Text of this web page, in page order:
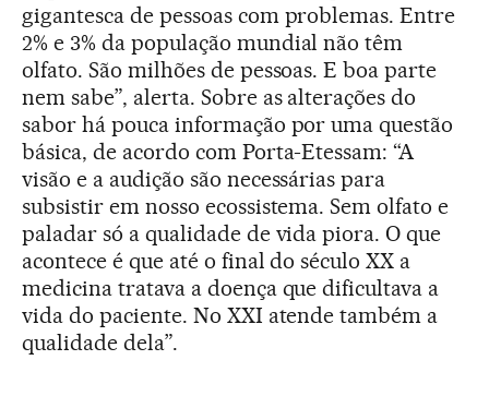
gigantesca de pessoas com problemas. Entre
2% e 3% da população mundial não têm
olfato. São milhões de pessoas. E boa parte
nem sabe”, alerta. Sobre as alterações do
sabor há pouca informação por uma questão
básica, de acordo com Porta-Etessam: “A
visão e a audição são necessárias para
subsistir em nosso ecossistema. Sem olfato e
paladar só a qualidade de vida piora. O que
acontece é que até o final do século XX a
medicina tratava a doença que dificultava a
vida do paciente. No XXI atende também a
qualidade dela”.